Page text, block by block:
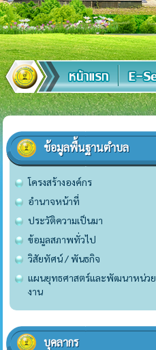
ข้อมูลพื้นฐานตำบล
โครงสร้างองค์กร
อำนาจหน้าที่
ประวัติความเป็นมา
ข้อมูลสภาพทั่วไป
วิสัยทัศน์ / พันธกิจ
แผนยุทธศาสตร์และพัฒนาหน่วย
งาน
บุคลากร